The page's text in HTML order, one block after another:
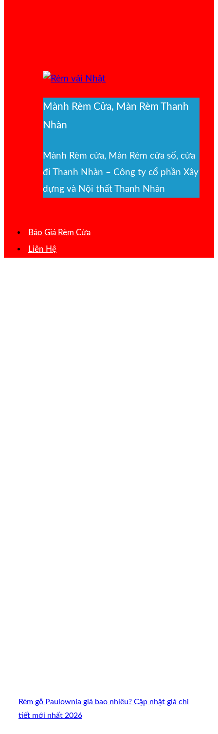
Mành Rèm Cửa, Màn Rèm Thanh
Nhàn
Mành Rèm cửa, Màn Rèm cửa sổ, cửa
đi Thanh Nhàn – Công ty cổ phần Xây
dựng và Nội thất Thanh Nhàn
Báo Giá Rèm Cửa
Liên Hệ
Rèm gỗ Paulownia giá bao nhiêu? Cập nhật giá chi
tiết mới nhất 2026